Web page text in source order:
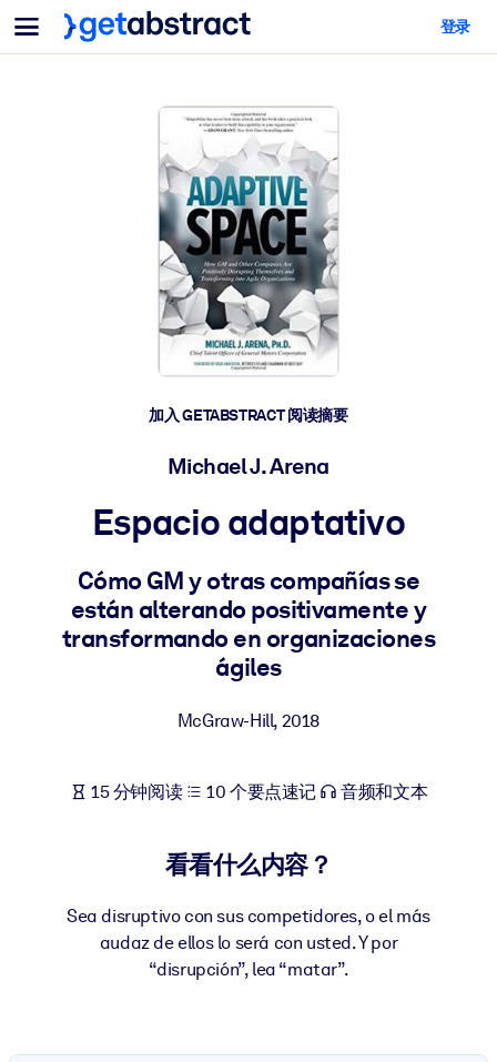
菜单
面向团队与管理者
为您的员工配备关键的人工智能技能。
帮助您的管理者为未来的工作时代做好准备。
让团队更轻松地共同学习、解决实际问题并更快采取行动。
技能提升与重塑
培养您的员工应对未来挑战所需的技能。
面向 LMS/LXP
将简短且经过验证的知识引入您的 LMS/LXP，以获得更强的学习效
果。
面向企业图书馆
用值得信赖且即插即用的商业知识丰富您的企业图书馆。
面向人工智能系统
结果。
面向人工智能系统
登录
加入 GETABSTRACT 阅读摘要
Michael J. Arena
Espacio adaptativo
Cómo GM y otras compañías se
están alterando positivamente y
transformando en organizaciones
ágiles
McGraw-Hill, 2018
15 分钟阅读 10 个要点速记 音频和文本
看看什么内容？
Sea disruptivo con sus competidores, o el más
audaz de ellos lo será con usted. Y por
“disrupción”, lea “matar”.